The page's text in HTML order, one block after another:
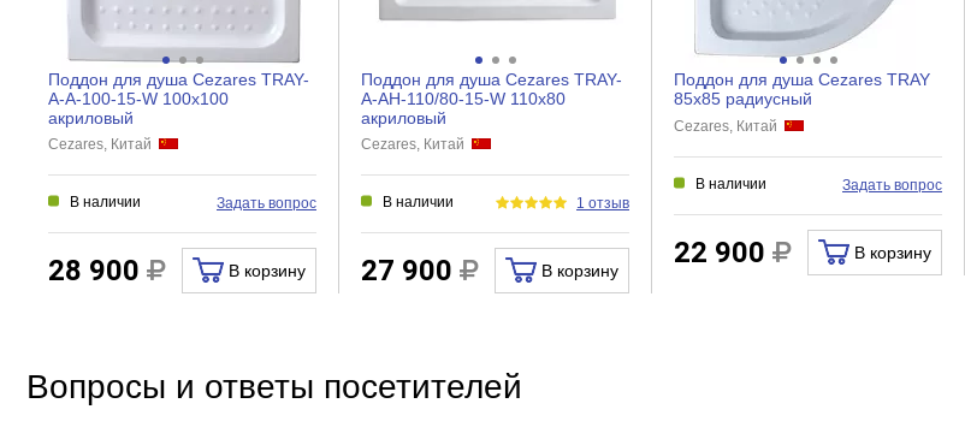
Поддон для душа Cezares TRAY-
A-A-100-15-W 100х100
акриловый
Cezares, Китай
В наличии Задать вопрос
28 900 В корзину
Поддон для душа Cezares TRAY-
A-AH-110/80-15-W 110x80
акриловый
Cezares, Китай
В наличии 1 отзыв
27 900 В корзину
Поддон для душа Cezares TRAY
85x85 радиусный
Cezares, Китай
В наличии Задать вопрос
22 900 В корзину
Вопросы и ответы посетителей